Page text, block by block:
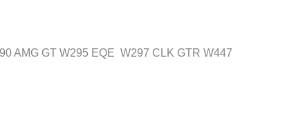
AMG GT W295 EQE W297 CLK GTR W447